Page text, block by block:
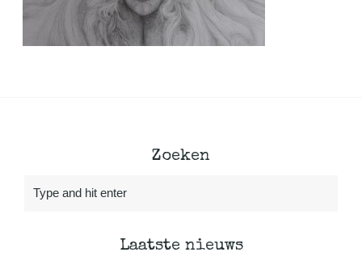
Zoeken
Laatste nieuws